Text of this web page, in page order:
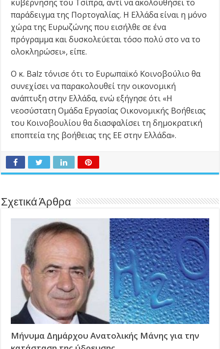
κυβέρνησης του Τσίπρα, αντί να ακολουθήσει το
παράδειγμα της Πορτογαλίας. Η Ελλάδα είναι η μόνο
χώρα της Ευρωζώνης που εισήλθε σε ένα
πρόγραμμα και δυσκολεύεται τόσο πολύ στο να το
ολοκληρώσει», είπε.
Ο κ. Balz τόνισε ότι το Ευρωπαϊκό Κοινοβούλιο θα
συνεχίσει να παρακολουθεί την οικονομική
ανάπτυξη στην Ελλάδα, ενώ εξήγησε ότι «Η
νεοσύστατη Ομάδα Εργασίας Οικονομικής Βοήθειας
του Κοινοβουλίου θα διασφαλίσει τη δημοκρατική
εποπτεία της βοήθειας της ΕΕ στην Ελλάδα».
Σχετικά Άρθρα
Μήνυμα Δημάρχου Ανατολικής Μάνης για την